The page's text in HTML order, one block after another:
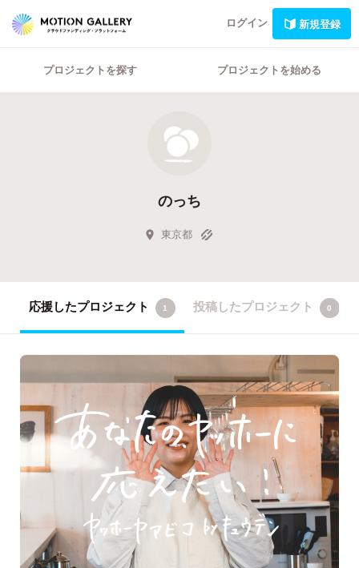
ログイン 新規登録
プロジェクトを探す プロジェクトを始める
のっち
東京都
応援したプロジェクト 1 投稿したプロジェクト 0